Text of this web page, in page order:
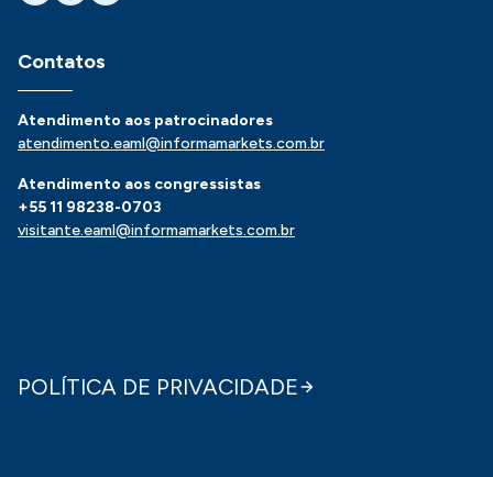
Contatos
Atendimento aos patrocinadores
atendimento.eaml@informamarkets.com.br
Atendimento aos congressistas
+55 11 98238-0703
visitante.eaml@informamarkets.com.br
POLÍTICA DE PRIVACIDADE